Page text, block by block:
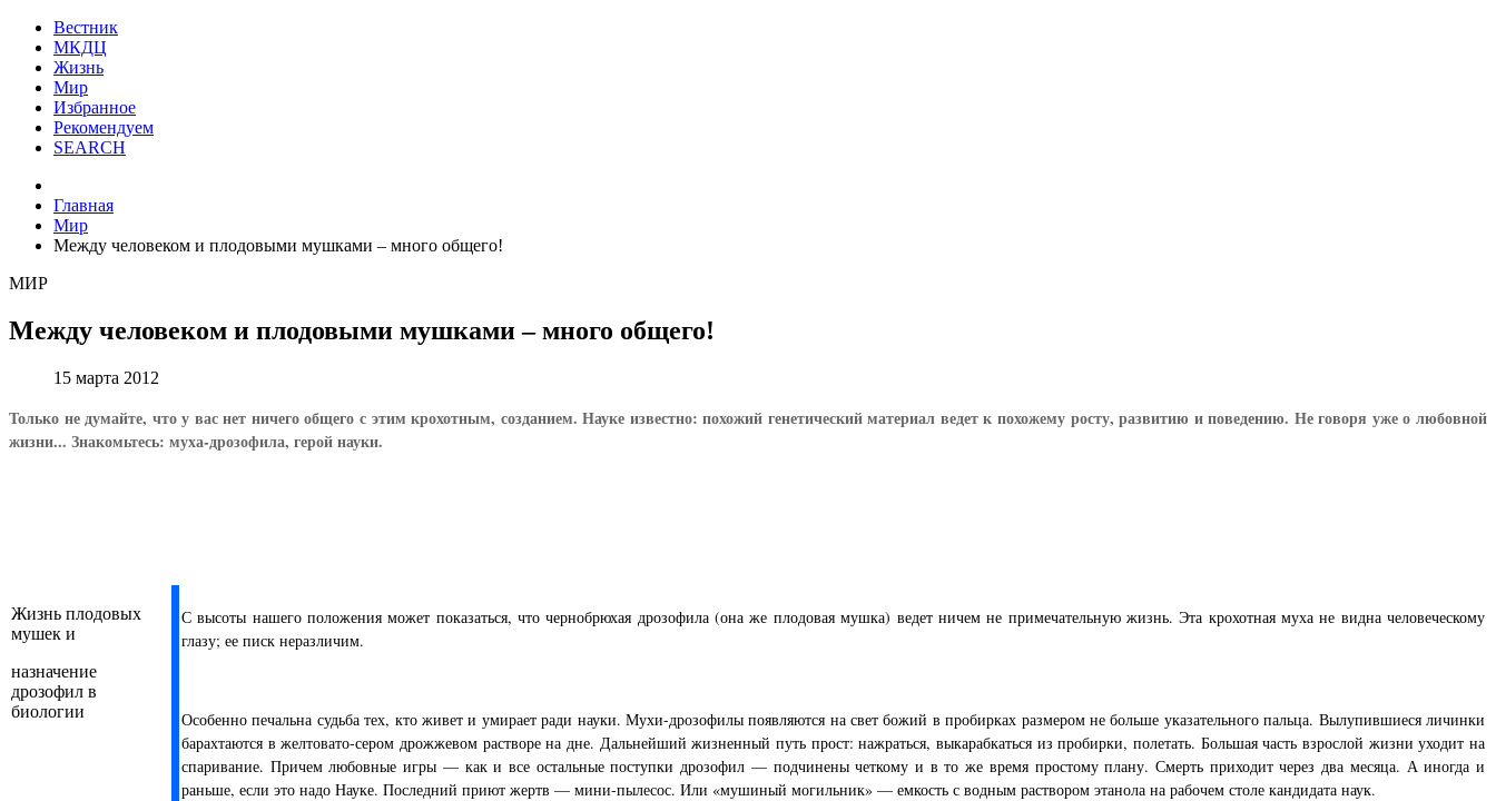
Вестник
МКДЦ
Жизнь
Мир
Избранное
Рекомендуем
SEARCH
Главная
Мир
Между человеком и плодовыми мушками – много общего!
МИР
Между человеком и плодовыми мушками – много общего!
15 марта 2012
Только не думайте, что у вас нет ничего общего с этим крохотным, созданием. Науке известно: похожий генетический материал ведет к похожему росту, развитию и поведению. Не говоря уже о любовной
жизни... Знакомьтесь: муха-дрозофила, герой науки.
Жизнь плодовых
мушек и
назначение
дрозофил в
биологии
С высоты нашего положения может показаться, что чернобрюхая дрозофила (она же плодовая мушка) ведет ничем не примечательную жизнь. Эта крохотная муха не видна человеческому
глазу; ее писк неразличим.
Особенно печальна судьба тех, кто живет и умирает ради науки. Мухи-дрозофилы появляются на свет божий в пробирках размером не больше указательного пальца. Вылупившиеся личинки
барахтаются в желтовато-сером дрожжевом растворе на дне. Дальнейший жизненный путь прост: нажраться, выкарабкаться из пробирки, полетать. Большая часть взрослой жизни уходит на
спаривание. Причем любовные игры — как и все остальные поступки дрозофил — подчинены четкому и в то же время простому плану. Смерть приходит через два месяца. А иногда и
раньше, если это надо Науке. Последний приют жертв — мини-пылесос. Или «мушиный могильник» — емкость с водным раствором этанола на рабочем столе кандидата наук.